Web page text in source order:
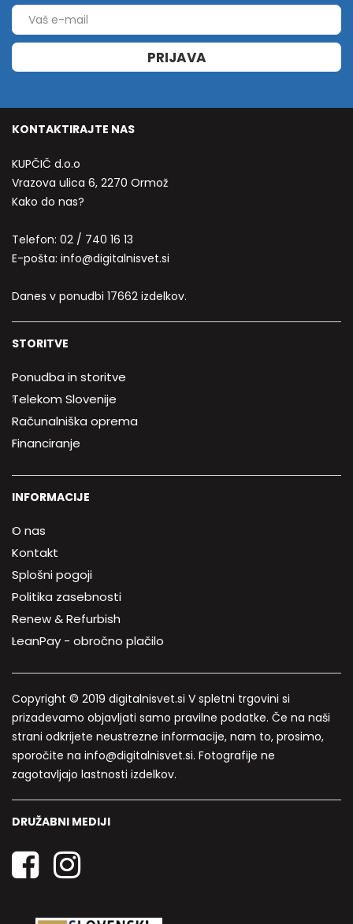
PRIJAVA
KONTAKTIRAJTE NAS
KUPČIČ d.o.o
Vrazova ulica 6, 2270 Ormož
Kako do nas?
Telefon: 02 / 740 16 13
E-pošta: info@digitalnisvet.si
Danes v ponudbi 17662 izdelkov.
STORITVE
Ponudba in storitve
Telekom Slovenije
Računalniška oprema
Financiranje
INFORMACIJE
O nas
Kontakt
Splošni pogoji
Politika zasebnosti
Renew & Refurbish
LeanPay - obročno plačilo
Copyright © 2019 digitalnisvet.si V spletni trgovini si
prizadevamo objavljati samo pravilne podatke. Če na naši
strani odkrijete neustrezne informacije, nam to, prosimo,
sporočite na info@digitalnisvet.si. Fotografije ne
zagotavljajo lastnosti izdelkov.
DRUŽABNI MEDIJI